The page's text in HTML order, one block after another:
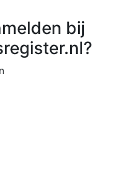
bij